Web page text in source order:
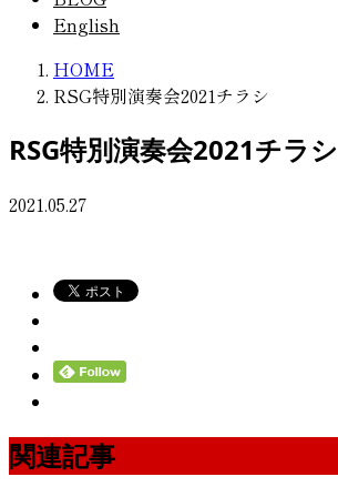
English
HOME
RSG特別演奏会2021チラシ
RSG特別演奏会2021チラシ
2021.05.27
関連記事